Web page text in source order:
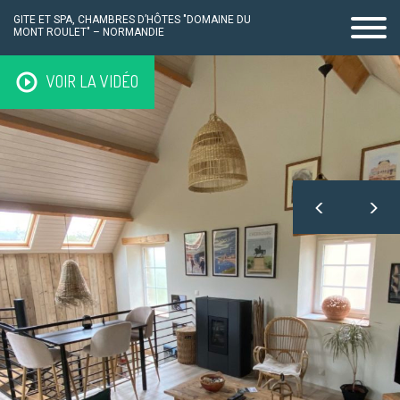
contenu
GITE ET SPA, CHAMBRES D’HÔTES "DOMAINE DU
MONT ROULET" – NORMANDIE
VOIR LA VIDÉO